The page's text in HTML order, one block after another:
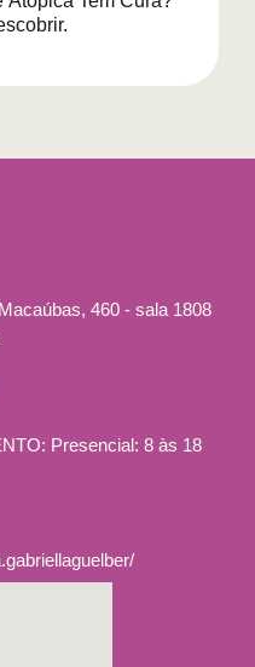
460 - sala 1808
Presencial: 8 às 18